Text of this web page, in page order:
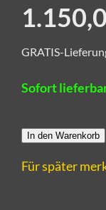
GRATIS-
Sofort
In den Warenkorb
Für später
Alle